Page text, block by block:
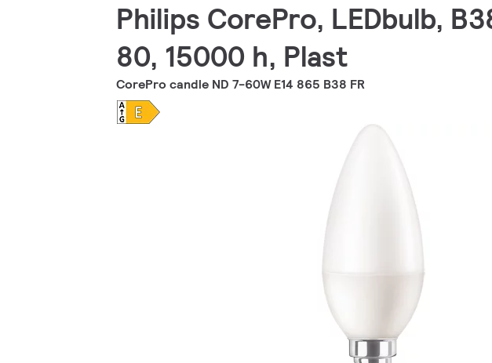
Philips CorePro, LEDbulb,
80, 15000 h, Plast
CorePro candle ND 7-60W E14 865 B38 FR